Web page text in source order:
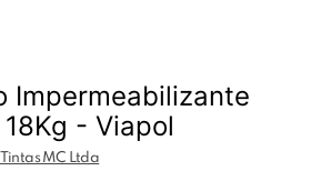
Impermeabilizante
- Viapol
Tintas MC Ltda